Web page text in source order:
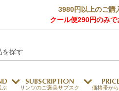
3980円以上のご購
クール便290円のみで
ぶ
SUBSCRIPTION
リンツのご褒美サブスク 価格帯か